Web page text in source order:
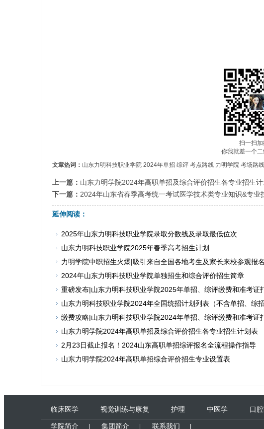
扫一扫
你我就差一个
文章热词： 山东力明科技职业学院 2024年单招 综评 考点路线 力明学院 考场路线
上一篇： 山东力明学院2024年高职单招及综合评价招生各专业招生计
下一篇： 2024年山东省春季高考统一考试医学技术类专业知识&专业
延伸阅读：
2025年山东力明科技职业学院录取分数线及录取最低位次
山东力明科技职业学院2025年春季高考招生计划
力明学院中职招生火爆|吸引来自全国各地考生及家长来校参观报名
2024年山东力明科技职业学院单独招生和综合评价招生简章
重磅发布|山东力明科技职业学院2025年单招、综评缴费和准考证
山东力明科技职业学院2024年全国统招计划列表（不含单招、综招
缴费攻略|山东力明科技职业学院2024年单招、综评缴费和准考证
山东力明学院2024年高职单招及综合评价招生各专业招生计划表
2月23日截止报名！2024山东高职单招综评报名全流程操作指导
山东力明学院2024年高职单招综合评价招生专业设置表
临床医学 视觉训练与康复 护理 中医学 口
学院简介 | 集团简介 | 联系我们 |